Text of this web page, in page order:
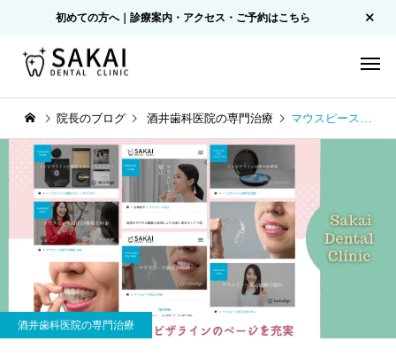
初めての方へ｜診療案内・アクセス・ご予約はこちら
院長のブログ 酒井歯科医院の専門治療 マウスピース矯正・インビザラインの詳細ページのご案内
酒井歯科医院の専門治療